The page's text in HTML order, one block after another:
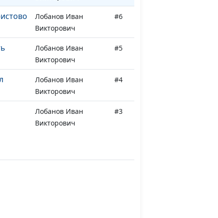
Лобанов Иван
Викторович
#6
Лобанов Иван
Викторович
#5
Лобанов Иван
Викторович
#4
Лобанов Иван
Викторович
#3